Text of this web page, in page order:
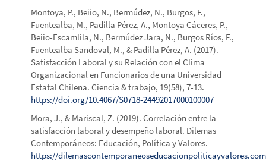
Montoya, P., Beiio, N., Bermúdez, N., Burgos, F.,
Fuentealba, M., Padilla Pérez, A., Montoya Cáceres, P.,
Beiio-Escamlila, N., Bermúdez Jara, N., Burgos Ríos, F.,
Fuentealba Sandoval, M., & Padilla Pérez, A. (2017).
Satisfacción Laboral y su Relación con el Clima
Organizacional en Funcionarios de una Universidad
Estatal Chilena. Ciencia & trabajo, 19(58), 7-13.
https://doi.org/10.4067/S0718-24492017000100007
Mora, J., & Mariscal, Z. (2019). Correlación entre la
satisfacción laboral y desempeño laboral. Dilemas
Contemporáneos: Educación, Política y Valores.
https://